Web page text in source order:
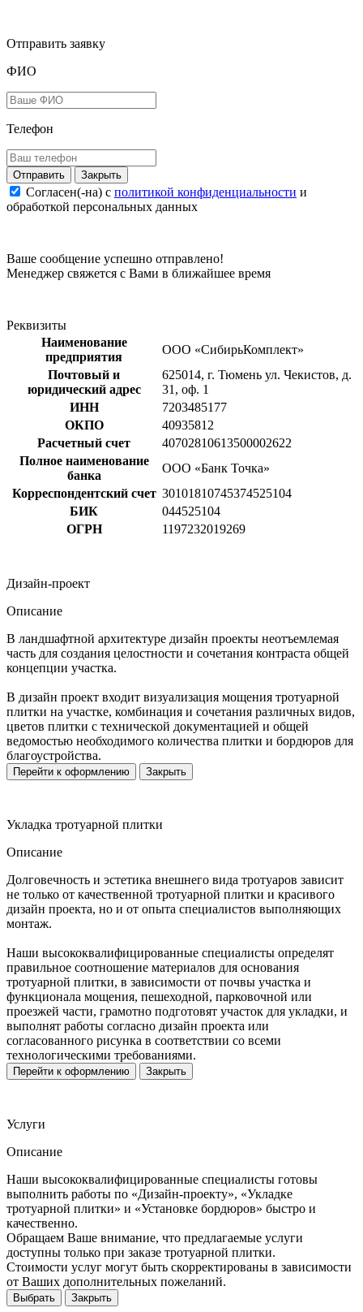
Отправить заявку
ФИО
Телефон
Закрыть
Согласен(-на) c политикой конфиденциальности и
обработкой персональных данных
Ваше сообщение успешно отправлено!
Менеджер свяжется с Вами в ближайшее время
Реквизиты
Наименование
предприятия
ООО «СибирьКомплект»
Почтовый и
юридический адрес
625014, г. Тюмень ул. Чекистов, д.
31, оф. 1
ИНН
7203485177
ОКПО
40935812
Расчетный счет
40702810613500002622
Полное наименование
банка
ООО «Банк Точка»
Корреспондентский счет 30101810745374525104
БИК
044525104
ОГРН
1197232019269
Дизайн-проект
Описание
В ландшафтной архитектуре дизайн проекты неотъемлемая
часть для создания целостности и сочетания контраста общей
концепции участка.
В дизайн проект входит визуализация мощения тротуарной
плитки на участке, комбинация и сочетания различных видов,
цветов плитки с технической документацией и общей
ведомостью необходимого количества плитки и бордюров для
благоустройства.
Перейти к оформлению Закрыть
Укладка тротуарной плитки
Описание
Долговечность и эстетика внешнего вида тротуаров зависит
не только от качественной тротуарной плитки и красивого
дизайн проекта, но и от опыта специалистов выполняющих
монтаж.
Наши высококвалифицированные специалисты определят
правильное соотношение материалов для основания
тротуарной плитки, в зависимости от почвы участка и
функционала мощения, пешеходной, парковочной или
проезжей части, грамотно подготовят участок для укладки, и
выполнят работы согласно дизайн проекта или
согласованного рисунка в соответствии со всеми
технологическими требованиями.
Перейти к оформлению Закрыть
Услуги
Описание
Наши высококвалифицированные специалисты готовы
выполнить работы по «Дизайн-проекту», «Укладке
тротуарной плитки» и «Установке бордюров» быстро и
качественно.
Обращаем Ваше внимание, что предлагаемые услуги
доступны только при заказе тротуарной плитки.
Стоимости услуг могут быть скорректированы в зависимости
от Ваших дополнительных пожеланий.
Выбрать Закрыть